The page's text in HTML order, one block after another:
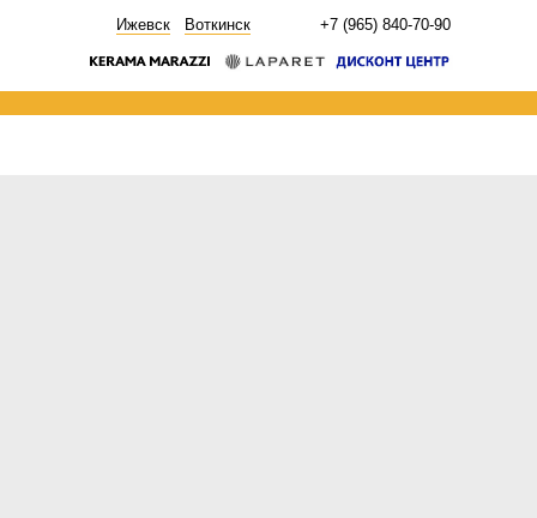
+7 (965) 840-70-90
Ижевск Воткинск